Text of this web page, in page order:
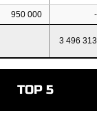
950 000 -
3 496 313
TOP 5